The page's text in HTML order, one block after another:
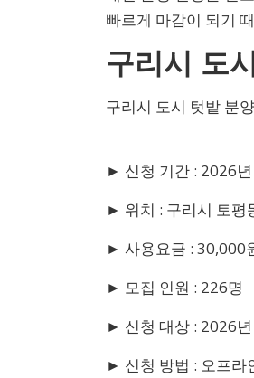
빠르게 마감이 되기
구리시 도
구리시 도시 텃밭 분
► 신청 기간 : 2026
► 위치 : 구리시 토평
► 사용요금 : 30,000
► 모집 인원 : 226명
► 신청 대상 : 2026
► 신청 방법 : 오프라